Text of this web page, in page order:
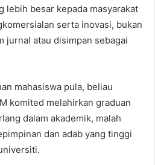
lebih besar kepada masyarakat
serta inovasi, bukan
jurnal atau disimpan sebagai
mahasiswa pula, beliau
komited melahirkan graduan
dalam akademik, malah
dan adab yang tinggi